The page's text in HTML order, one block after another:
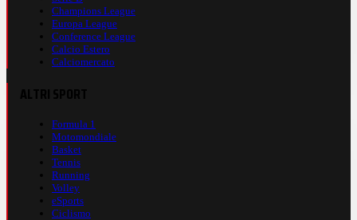
Champions League
Europa League
Conference League
Calcio Estero
Calciomercato
Formula 1
Motomondiale
Basket
Tennis
Running
Volley
eSports
Ciclismo